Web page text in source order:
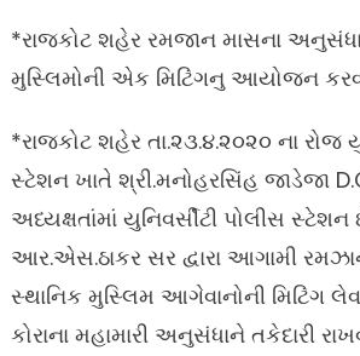
*રાજકોટ શહેર રમજાન માસના
મુસ્લિમોની એક મિટિંગનુ આયોજન
*રાજકોટ શહેર તા.૨૩.૪.૨૦૨૦ ના રોજ
સ્ટેશન ખાતે શ્રી.મનોહરસિંહ જાડેજા
અધ્યક્ષતાંમાં યુનિવર્સીટી પોલીસ
આર.એસ.ઠાકર સર દ્વારા આગામી
સ્થાનિક મુસ્લિમ આગેવાનોની મિટિંગ
કોરાના મહામારી અનુસંધાને તકેદારી